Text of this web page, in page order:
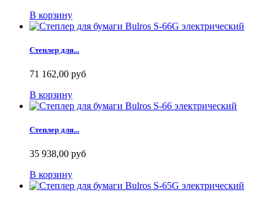
В корзину
Степлер для...
71 162,00 руб
В корзину
Степлер для...
35 938,00 руб
В корзину